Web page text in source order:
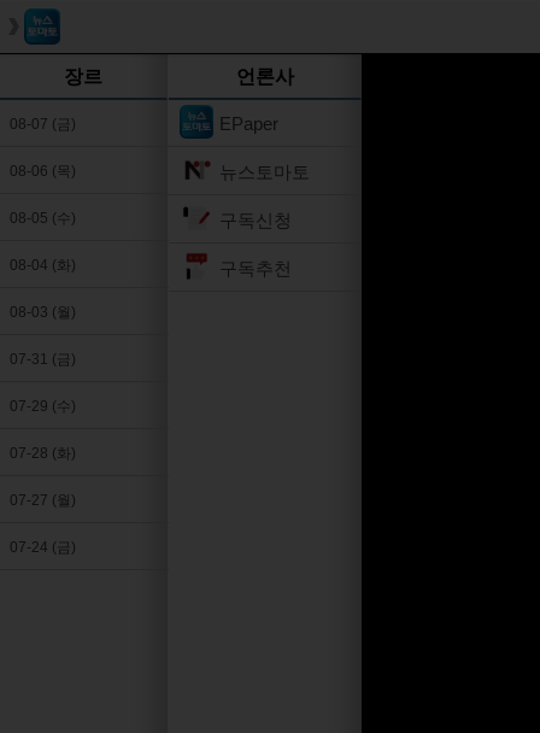
장르
08-07 (금)
08-06 (목)
08-05 (수)
08-04 (화)
08-03 (월)
07-31 (금)
07-29 (수)
07-28 (화)
07-27 (월)
07-24 (금)
언론사
EPaper
뉴스토마토
구독신청
구독추천